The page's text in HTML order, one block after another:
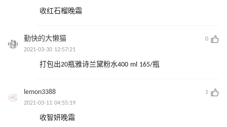
收红石榴晚霜
勤快的大懒猫
0
2021-03-30 12:57:21
打包出20瓶雅诗兰黛粉水400 ml 165/瓶
lemon3388
1
2021-03-11 04:55:19
收智妍晚霜